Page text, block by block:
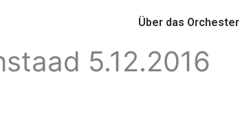
Über das Orchester
5.12.2016